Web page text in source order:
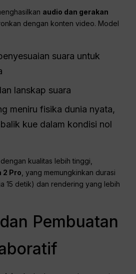
audio dan gerakan
dengan konten video. Model
suara untuk
lanskap suara
meniru fisika dunia nyata,
kue dalam kondisi nol
kualitas lebih tinggi,
2 Pro , yang memungkinkan durasi
15 detik) dan rendering yang lebih
Pembuatan